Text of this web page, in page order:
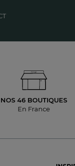
NOS 46 BOUTIQUES
En France